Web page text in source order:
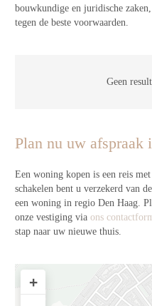
bouwkundige en juridische
tegen de beste voorwaarden.
Geen
Plan nu uw afspraak
Een woning kopen is een reis
schakelen bent u verzekerd van
een woning in regio Den Haag.
onze vestiging via ons
stap naar uw nieuwe thuis.
+